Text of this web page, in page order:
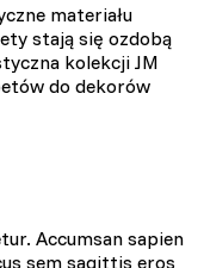
materiału
stają się ozdobą
kolekcji JM
do dekorów
Accumsan sapien
sem sagittis eros